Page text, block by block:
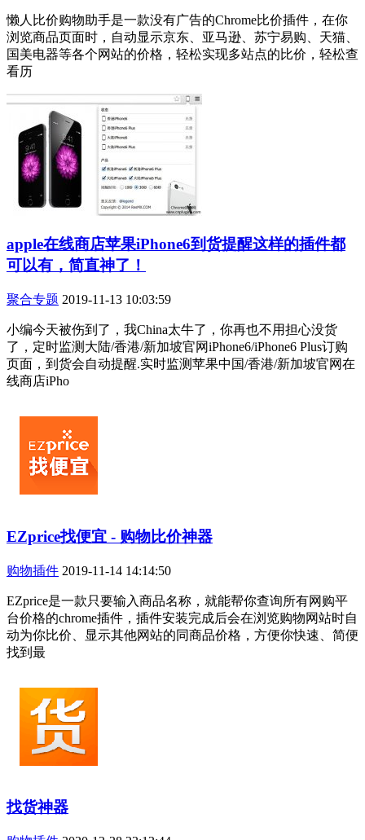
懒人比价购物助手是一款没有广告的Chrome比价插件，在你
浏览商品页面时，自动显示京东、亚马逊、苏宁易购、天猫、
国美电器等各个网站的价格，轻松实现多站点的比价，轻松查
看历
apple在线商店苹果iPhone6到货提醒这样的插件都
可以有，简直神了！
聚合专题 2019-11-13 10:03:59
小编今天被伤到了，我China太牛了，你再也不用担心没货
了，定时监测大陆/香港/新加坡官网iPhone6/iPhone6 Plus订购
页面，到货会自动提醒.实时监测苹果中国/香港/新加坡官网在
线商店iPho
EZprice找便宜 - 购物比价神器
购物插件 2019-11-14 14:14:50
EZprice是一款只要输入商品名称，就能帮你查询所有网购平
台价格的chrome插件，插件安装完成后会在浏览购物网站时自
动为你比价、显示其他网站的同商品价格，方便你快速、简便
找到最
找货神器